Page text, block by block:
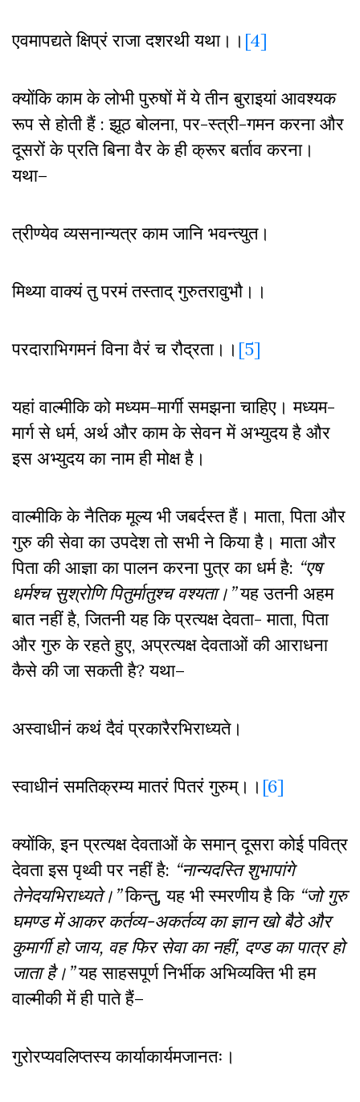
एवमापद्यते क्षिप्रं राजा दशरथी यथा।। [4]
क्योंकि काम के लोभी पुरुषों में ये तीन बुराइयां आवश्यक
रूप से होती हैं : झूठ बोलना,पर-स्त्री-गमन करना और
दूसरों के प्रति बिना वैर के ही क्रूर बर्ताव करना।
यथा–
त्रीण्येव व्यसनान्यत्र काम जानि भवन्त्युत।
मिथ्या वाक्यं तु परमं तस्ताद् गुरुतरावुभौ।।
परदाराभिगमनं विना वैरं च रौद्रता।। [5]
यहां वाल्मीकि को मध्यम-मार्गी समझना चाहिए। मध्यम-
मार्ग से धर्म, अर्थ और काम के सेवन में अभ्युदय है और
इस अभ्युदय का नाम ही मोक्ष है।
वाल्मीकि के नैतिक मूल्य भी जबर्दस्त हैं। माता,पिता और
गुरु की सेवा का उपदेश तो सभी ने किया है। माता और
पिता की आज्ञा का पालन करना पुत्र का धर्म है: “एष
धर्मश्च सुश्रोणि पितुर्मातुश्च वश्यता।”यह उतनी अहम
बात नहीं है,जितनी यह कि प्रत्यक्ष देवता- माता,पिता
और गुरु के रहते हुए, अप्रत्यक्ष देवताओं की आराधना
कैसे की जा सकती है?यथा–
अस्वाधीनं कथं दैवं प्रकारैरभिराध्यते।
स्वाधीनं समतिक्रम्य मातरं पितरं गुरुम्।। [6]
क्योंकि,इन प्रत्यक्ष देवताओं के समान् दूसरा कोई पवित्र
देवता इस पृथ्वी पर नहीं है: “नान्यदस्ति शुभापांगे
तेनेदयभिराध्यते।”किन्तु,यह भी स्मरणीय है कि “जो गुरु
घमण्ड में आकर कर्तव्य-अकर्तव्य का ज्ञान खो बैठे और
कुमार्गी हो जाय, वह फिर सेवा का नहीं, दण्ड का पात्र हो
जाता है।”यह साहसपूर्ण निर्भीक अभिव्यक्ति भी हम
वाल्मीकी में ही पाते हैं–
गुरोरप्यवलिप्तस्य कार्याकार्यमजानतः।